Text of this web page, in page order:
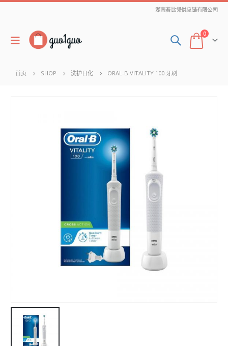
湖南若比邻供应链有限公司
0
首页 SHOP 洗护日化 ORAL-B VITALITY 100 牙刷